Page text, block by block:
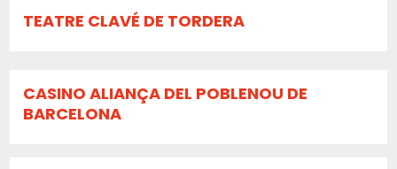
TEATRE CLAVÉ DE TORDERA
CASINO ALIANÇA DEL POBLENOU DE
BARCELONA